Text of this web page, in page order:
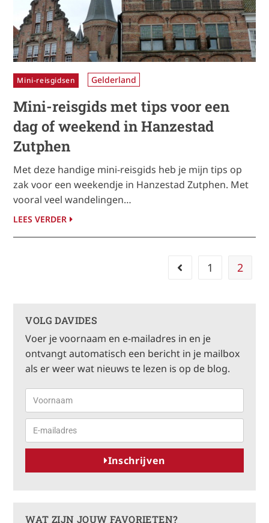
Mini-reisgidsen Gelderland
Mini-reisgids met tips voor een
dag of weekend in Hanzestad
Zutphen
Met deze handige mini-reisgids heb je mijn tips op
zak voor een weekendje in Hanzestad Zutphen. Met
vooral veel wandelingen…
LEES VERDER
1 2
VOLG DAVIDES
Voer je voornaam en e-mailadres in en je
ontvangt automatisch een bericht in je mailbox
als er weer wat nieuws te lezen is op de blog.
Inschrijven
t
WAT ZIJN JOUW FAVORIETEN?